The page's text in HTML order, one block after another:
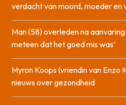
verdacht van moord, moeder en
Man (58) overleden na
meteen dat het goed mis was’
Myron Koops (vriendin van Enzo
nieuws over gezondheid